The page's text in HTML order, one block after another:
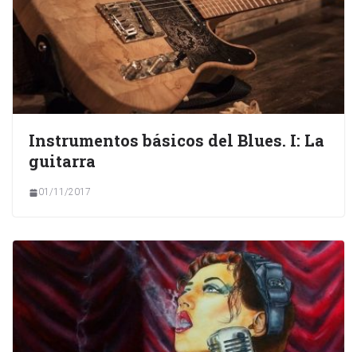
Instrumentos básicos del Blues. I: La
guitarra
01/11/2017